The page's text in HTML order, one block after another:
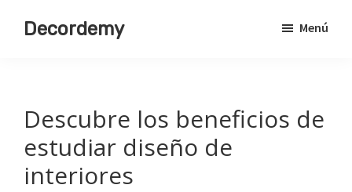
Decordemy Menú
Descubre los beneficios de
estudiar diseño de
interiores